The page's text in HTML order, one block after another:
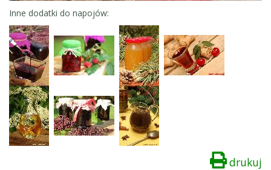
Inne dodatki do napojów:
drukuj